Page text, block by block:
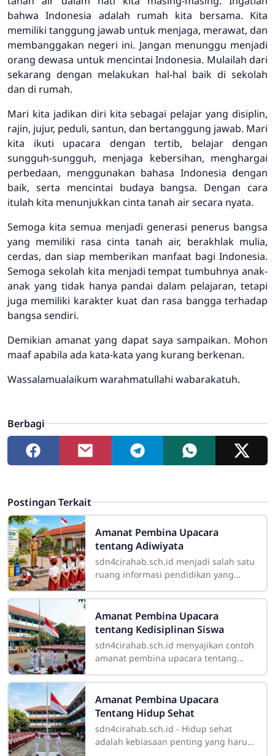
bahwa Indonesia adalah rumah kita bersama. Kita
memiliki tanggung jawab untuk menjaga, merawat, dan
membanggakan negeri ini. Jangan menunggu menjadi
orang dewasa untuk mencintai Indonesia. Mulailah dari
sekarang dengan melakukan hal-hal baik di sekolah
dan di rumah.
Mari kita jadikan diri kita sebagai pelajar yang disiplin,
rajin, jujur, peduli, santun, dan bertanggung jawab. Mari
kita ikuti upacara dengan tertib, belajar dengan
sungguh-sungguh, menjaga kebersihan, menghargai
perbedaan, menggunakan bahasa Indonesia dengan
baik, serta mencintai budaya bangsa. Dengan cara
itulah kita menunjukkan cinta tanah air secara nyata.
Semoga kita semua menjadi generasi penerus bangsa
yang memiliki rasa cinta tanah air, berakhlak mulia,
cerdas, dan siap memberikan manfaat bagi Indonesia.
Semoga sekolah kita menjadi tempat tumbuhnya anak-
anak yang tidak hanya pandai dalam pelajaran, tetapi
juga memiliki karakter kuat dan rasa bangga terhadap
bangsa sendiri.
Demikian amanat yang dapat saya sampaikan. Mohon
maaf apabila ada kata-kata yang kurang berkenan.
Wassalamualaikum warahmatullahi wabarakatuh.
Berbagi
Postingan Terkait
Amanat Pembina Upacara
tentang Adiwiyata
sdn4cirahab.sch.id menjadi salah satu
ruang informasi pendidikan yang
untuk lebih peduli terhadap
lingkungan. Salah satu
Amanat Pembina Upacara
tentang Kedisiplinan Siswa
sdn4cirahab.sch.id menyajikan contoh
amanat pembina upacara tentang
digunakan sebagai bahan referensi
dalam kegiatan
Amanat Pembina Upacara
Tentang Hidup Sehat
sdn4cirahab.sch.id - Hidup sehat
adalah kebiasaan penting yang harus